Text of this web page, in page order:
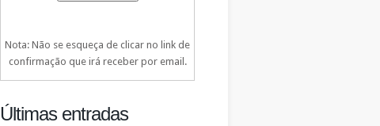
Nota: Não se esqueça de clicar no link de
confirmação que irá receber por email.
Últimas entradas